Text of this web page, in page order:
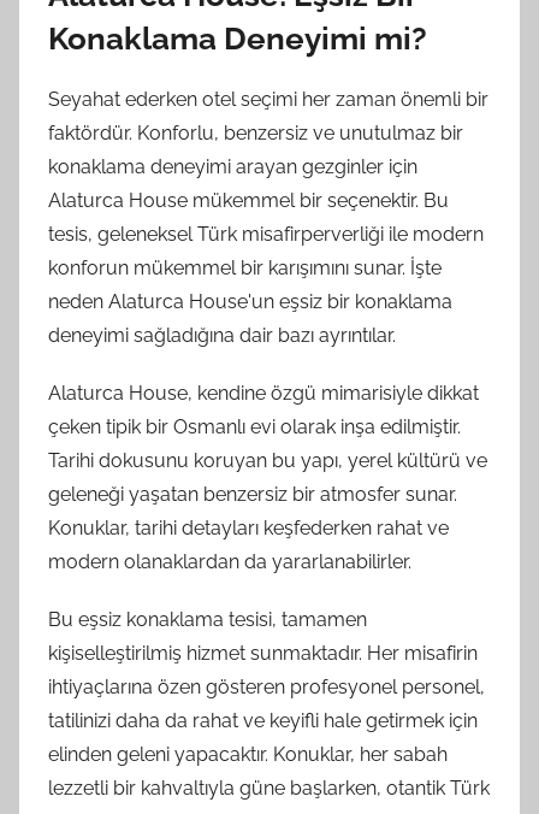
Konaklama Deneyimi mi?
Seyahat ederken otel seçimi her zaman önemli bir
faktördür. Konforlu, benzersiz ve unutulmaz bir
konaklama deneyimi arayan gezginler için
Alaturca House mükemmel bir seçenektir. Bu
tesis, geleneksel Türk misafirperverliği ile modern
konforun mükemmel bir karışımını sunar. İşte
neden Alaturca House'un eşsiz bir konaklama
deneyimi sağladığına dair bazı ayrıntılar.
Alaturca House, kendine özgü mimarisiyle dikkat
çeken tipik bir Osmanlı evi olarak inşa edilmiştir.
Tarihi dokusunu koruyan bu yapı, yerel kültürü ve
geleneği yaşatan benzersiz bir atmosfer sunar.
Konuklar, tarihi detayları keşfederken rahat ve
modern olanaklardan da yararlanabilirler.
Bu eşsiz konaklama tesisi, tamamen
kişiselleştirilmiş hizmet sunmaktadır. Her misafirin
ihtiyaçlarına özen gösteren profesyonel personel,
tatilinizi daha da rahat ve keyifli hale getirmek için
elinden geleni yapacaktır. Konuklar, her sabah
lezzetli bir kahvaltıyla güne başlarken, otantik Türk